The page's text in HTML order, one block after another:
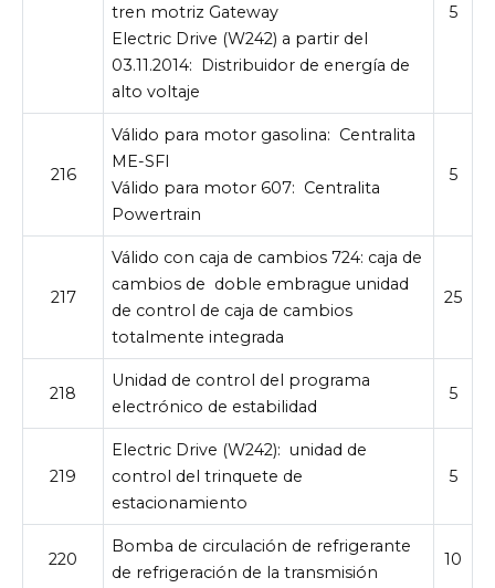
tren motriz Gateway
Electric Drive (W242) a partir del
03.11.2014: Distribuidor de energía de
alto voltaje
5
216
Válido para motor gasolina: Centralita
ME-SFI
Válido para motor 607: Centralita
Powertrain
5
217
Válido con caja de cambios 724: caja de
cambios de doble embrague unidad
de control de caja de cambios
totalmente integrada
25
218
Unidad de control del programa
electrónico de estabilidad
5
219
Electric Drive (W242): unidad de
control del trinquete de
estacionamiento
5
220
Bomba de circulación de refrigerante
de refrigeración de la transmisión
10